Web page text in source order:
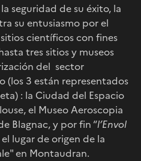
seguridad de su éxito, la
su entusiasmo por el
científicos con fines
tres sitios y museos
del sector
(los 3 están representados
: la Ciudad del Espacio
el Museo Aeroscopia
Blagnac, y por fin “l’Envol
lugar de origen de la
en Montaudran.